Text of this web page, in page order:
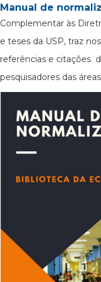
Manual de
Complementar às
e teses da USP, traz
referências e citações
pesquisadores das